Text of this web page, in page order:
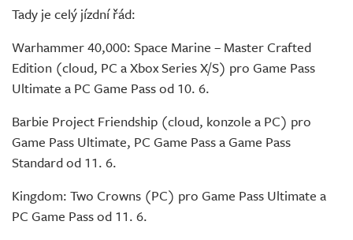
Tady je celý jízdní řád:
Warhammer 40,000: Space Marine – Master Crafted
Edition (cloud, PC a Xbox Series X/S) pro Game Pass
Ultimate a PC Game Pass od 10. 6.
Barbie Project Friendship (cloud, konzole a PC) pro
Game Pass Ultimate, PC Game Pass a Game Pass
Standard od 11. 6.
Kingdom: Two Crowns (PC) pro Game Pass Ultimate a
PC Game Pass od 11. 6.